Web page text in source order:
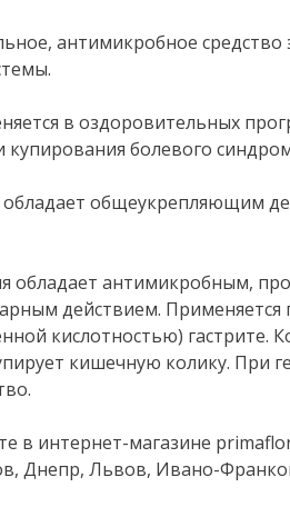
антимикробное
в оздоровительных
болевого
обладает общеукрепляющим
обладает антимикробным,
действием. Применяется
кислотностью) гастрите.
кишечную колику. При
интернет-магазине
Днепр, Львов, Ивано-